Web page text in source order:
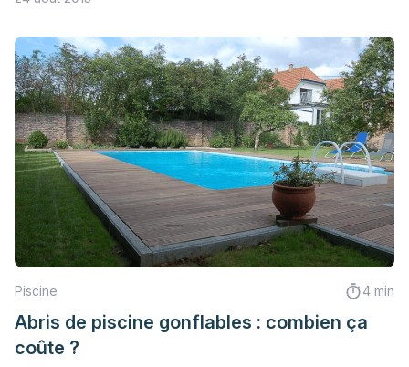
Piscine 4 min
Abris de piscine gonflables : combien ça
coûte ?